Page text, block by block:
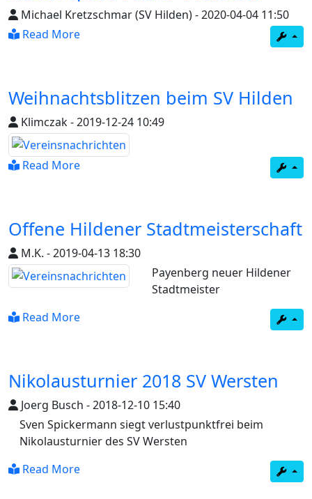
Michael Kretzschmar (SV Hilden)-2020-04-04 11:50
Read More
Weihnachtsblitzen beim SV Hilden
Klimczak-2019-12-24 10:49
Read More
Offene Hildener Stadtmeisterschaft
M.K. -2019-04-13 18:30
Payenberg neuer Hildener
Stadtmeister
Read More
Nikolausturnier 2018 SV Wersten
Joerg Busch -2018-12-10 15:40
Sven Spickermann siegt verlustpunktfrei beim
Nikolausturnier des SV Wersten
Read More